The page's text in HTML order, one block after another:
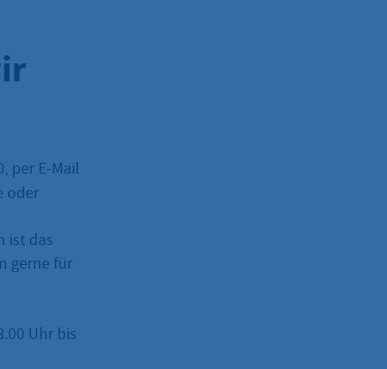
, per E-Mail
oder
ist das
gerne für
Uhr bis